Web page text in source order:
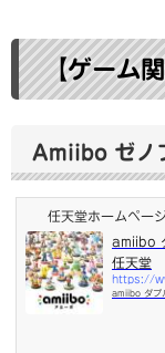
【ゲーム
Amiibo ゼノ
任天堂ホームペー
amiibo
任天堂
amiibo ダブ